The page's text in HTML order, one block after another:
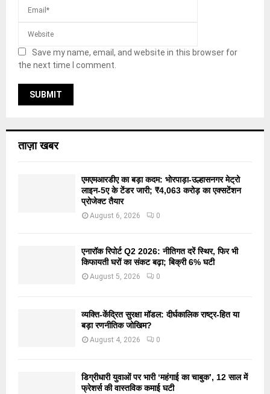
Save my name, email, and website in this browser for
the next time I comment.
ताज़ा खबर
एमएमआरडीए का बड़ा कदम: भोरपाड़ा-उल्हासनगर मेट्रो
लाइन-5ए के टेंडर जारी; ₹4,063 करोड़ का एक्सटेंशन
प्रोजेक्ट तैयार
August 6, 2026 0
एनारॉक रिपोर्ट Q2 2026: नीतिगत दरें स्थिर, फिर भी
किफायती घरों का संकट बढ़ा; बिक्री 6% घटी
August 5, 2026 0
व्यक्ति-केंद्रित सुरक्षा मॉडल: दीर्घकालिक राष्ट्र-हित या
बड़ा रणनीतिक जोखिम?
August 4, 2026 0
डिग्रीधारी युवाओं पर भारी ‘महंगाई का चाबुक’, 12 साल में
फ्रेशर्स की वास्तविक कमाई घटी